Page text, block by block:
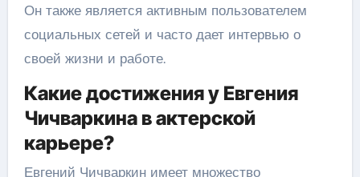
Он также является активным пользователем
социальных сетей и часто дает интервью о
своей жизни и работе.
Какие достижения у Евгения
Чичваркина в актерской
карьере?
Евгений Чичваркин имеет множество